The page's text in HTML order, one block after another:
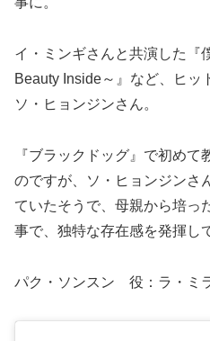
イ・ミンギさんと共演した『
Beauty Inside～』など、ヒッ
ソ・ヒョンジンさん。
『ブラックドッグ』で初め
のですが、ソ・ヒョンジンさ
ていたそうで、母親から培っ
事で、独特な存在感を発揮し
パク・ソンスン 役：ラ・ミ